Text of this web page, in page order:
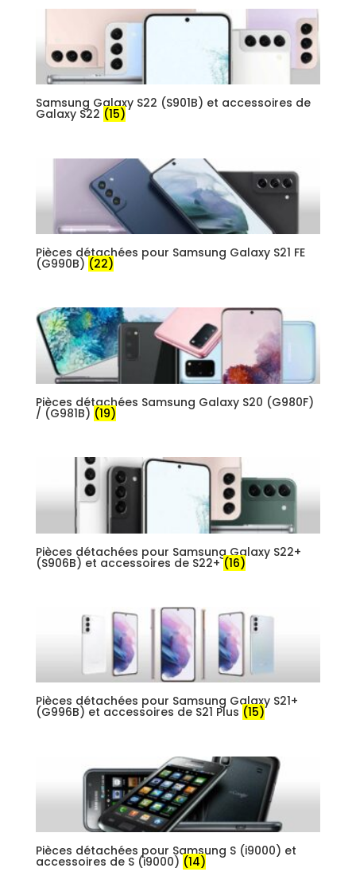
Samsung Galaxy S22 (S901B) et accessoires de
Galaxy S22 (15)
Pièces détachées pour Samsung Galaxy S21 FE
(G990B) (22)
Pièces détachées Samsung Galaxy S20 (G980F)
/ (G981B) (19)
Pièces détachées pour Samsung Galaxy S22+
(S906B) et accessoires de S22+(16)
Pièces détachées pour Samsung Galaxy S21+
(G996B) et accessoires de S21 Plus (15)
Pièces détachées pour Samsung S (i9000) et
accessoires de S (i9000) (14)